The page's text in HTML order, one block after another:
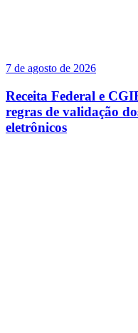
7 de agosto de 2026
Receita Federal e
regras de validação
eletrônicos